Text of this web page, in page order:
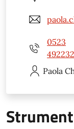
0523
492232
Paola